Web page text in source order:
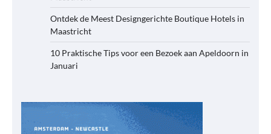
Ontdek de Meest Designgerichte Boutique Hotels in
Maastricht
10 Praktische Tips voor een Bezoek aan Apeldoorn in
Januari